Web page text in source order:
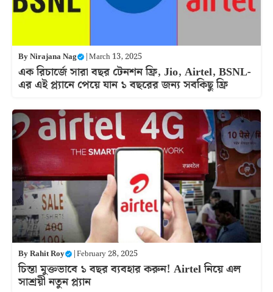
ByNirajana Nag |March 13, 2025
এক রিচার্জে সারা বছর টেনশন ফ্রি, Jio, Airtel, BSNL-
এর এই প্ল্যানে পেয়ে যান ১ বছরের জন্য সবকিছু ফ্রি
ByRahit Roy |February 28, 2025
চিন্তা মুক্তভাবে ১ বছর ব্যবহার করুন! Airtel নিয়ে এল
সাশ্রয়ী নতুন প্ল্যান